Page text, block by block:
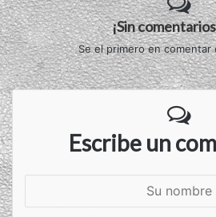
¡Sin
Se el primero en comentar
Escribe un